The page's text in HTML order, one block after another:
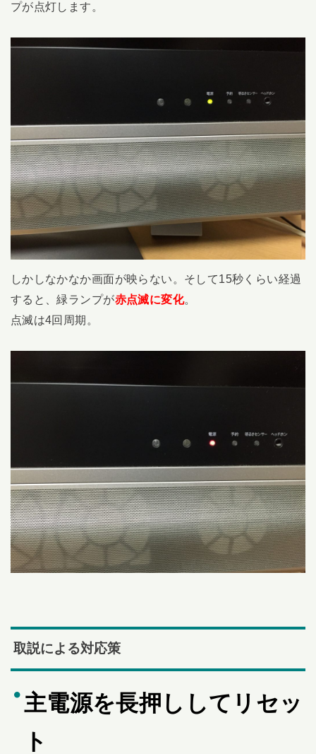
プが点灯します。
しかしなかなか画面が映らない。そして15秒くらい経過
すると、緑ランプが赤点滅に変化。
点滅は4回周期。
取説による対応策
主電源を長押ししてリセッ
ト